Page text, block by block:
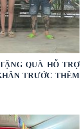
QUÀ HỖ TRỢ
TRƯỚC THỀM